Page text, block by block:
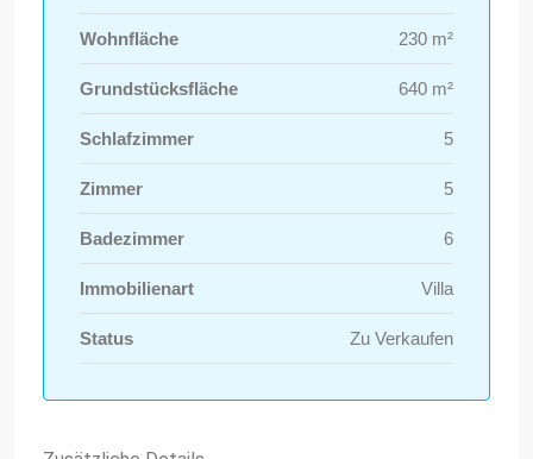
Wohnfläche 230 m²
Grundstücksfläche 640 m²
Schlafzimmer 5
Zimmer 5
Badezimmer 6
Immobilienart Villa
Status Zu Verkaufen